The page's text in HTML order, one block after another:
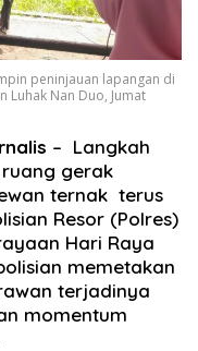
peninjauan lapangan di
Luhak Nan Duo, Jumat
– Langkah
gerak
ternak terus
Resor (Polres)
Hari Raya
memetakan
terjadinya
momentum